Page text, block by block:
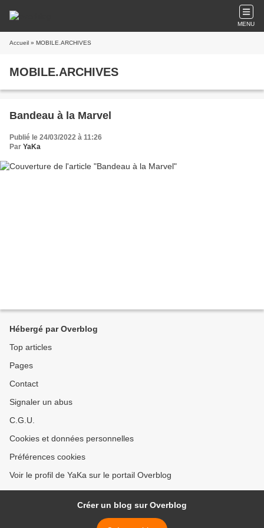
MENU
Accueil » MOBILE.ARCHIVES
MOBILE.ARCHIVES
Bandeau à la Marvel
Publié le 24/03/2022 à 11:26
Par YaKa
Hébergé par Overblog
Top articles
Pages
Contact
Signaler un abus
C.G.U.
Cookies et données personnelles
Préférences cookies
Voir le profil de YaKa sur le portail Overblog
Créer un blog sur Overblog